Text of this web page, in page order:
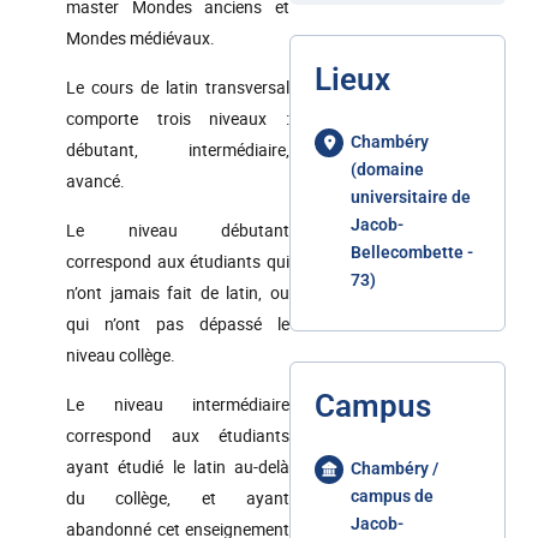
master Mondes anciens et
Mondes médiévaux.
Le cours de latin transversal
comporte trois niveaux :
débutant, intermédiaire,
avancé.
Le niveau débutant
correspond aux étudiants qui
n’ont jamais fait de latin, ou
qui n’ont pas dépassé le
niveau collège.
Le niveau intermédiaire
correspond aux étudiants
ayant étudié le latin au-delà
du collège, et ayant
abandonné cet enseignement
Lieux
Chambéry
(domaine
universitaire de
Jacob-
Bellecombette -
73)
Campus
Chambéry /
campus de
Jacob-